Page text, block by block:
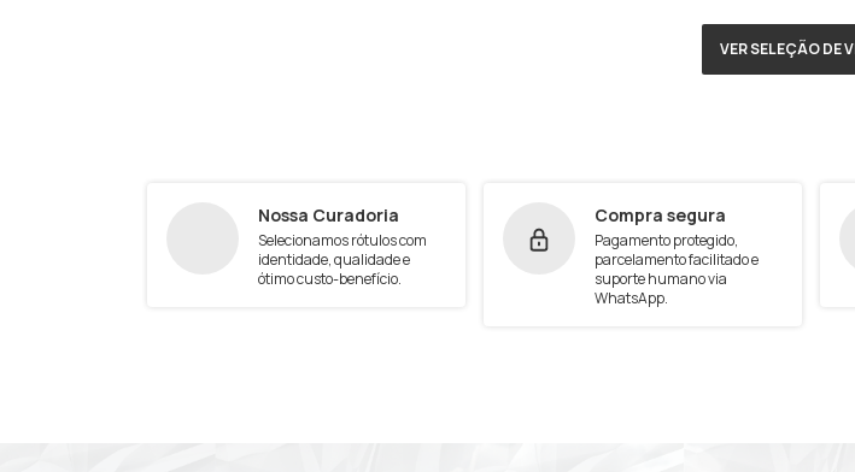
VER SELEÇÃO DE
Nossa Curadoria
Selecionamos rótulos com
identidade, qualidade e
ótimo custo-benefício.
Compra segura
Pagamento protegido,
parcelamento facilitado e
suporte humano via
WhatsApp.